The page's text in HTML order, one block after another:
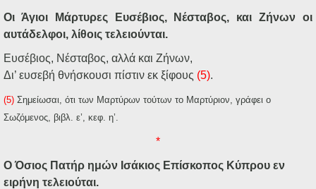
Οι Άγιοι Μάρτυρες Ευσέβιος, Νέσταβος, και Ζήνων οι
αυτάδελφοι, λίθοις τελειούνται.
Ευσέβιος, Νέσταβος, αλλά και Ζήνων,
Δι’ ευσεβή θνήσκουσι πίστιν εκ ξίφους (5).
(5) Σημείωσαι, ότι των Μαρτύρων τούτων το Μαρτύριον, γράφει ο
Σωζόμενος, βιβλ. ε’, κεφ. η’.
*
Ο Όσιος Πατήρ ημών Ισάκιος Επίσκοπος Κύπρου εν
ειρήνη τελειούται.